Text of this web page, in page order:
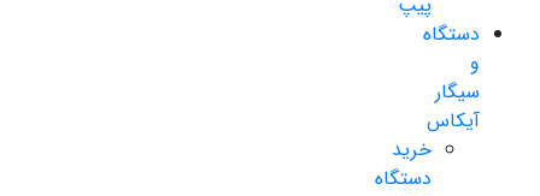
دستگاه
و
سیگار
آیکاس
خرید
دستگاه